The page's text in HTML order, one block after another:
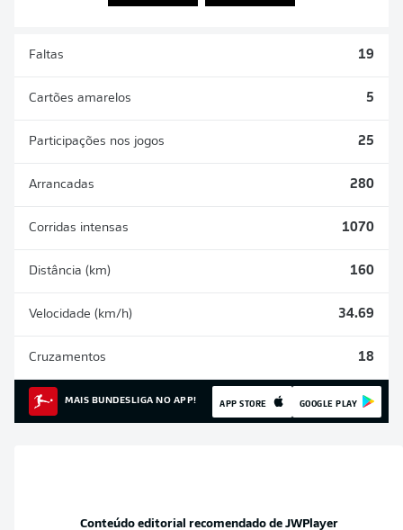
Faltas 19
Cartões amarelos 5
Participações nos jogos 25
Arrancadas 280
Corridas intensas 1070
Distância (km) 160
Velocidade (km/h) 34.69
Cruzamentos 18
MAIS BUNDESLIGA NO APP! APP STORE GOOGLE PLAY
Conteúdo editorial recomendado de JWPlayer